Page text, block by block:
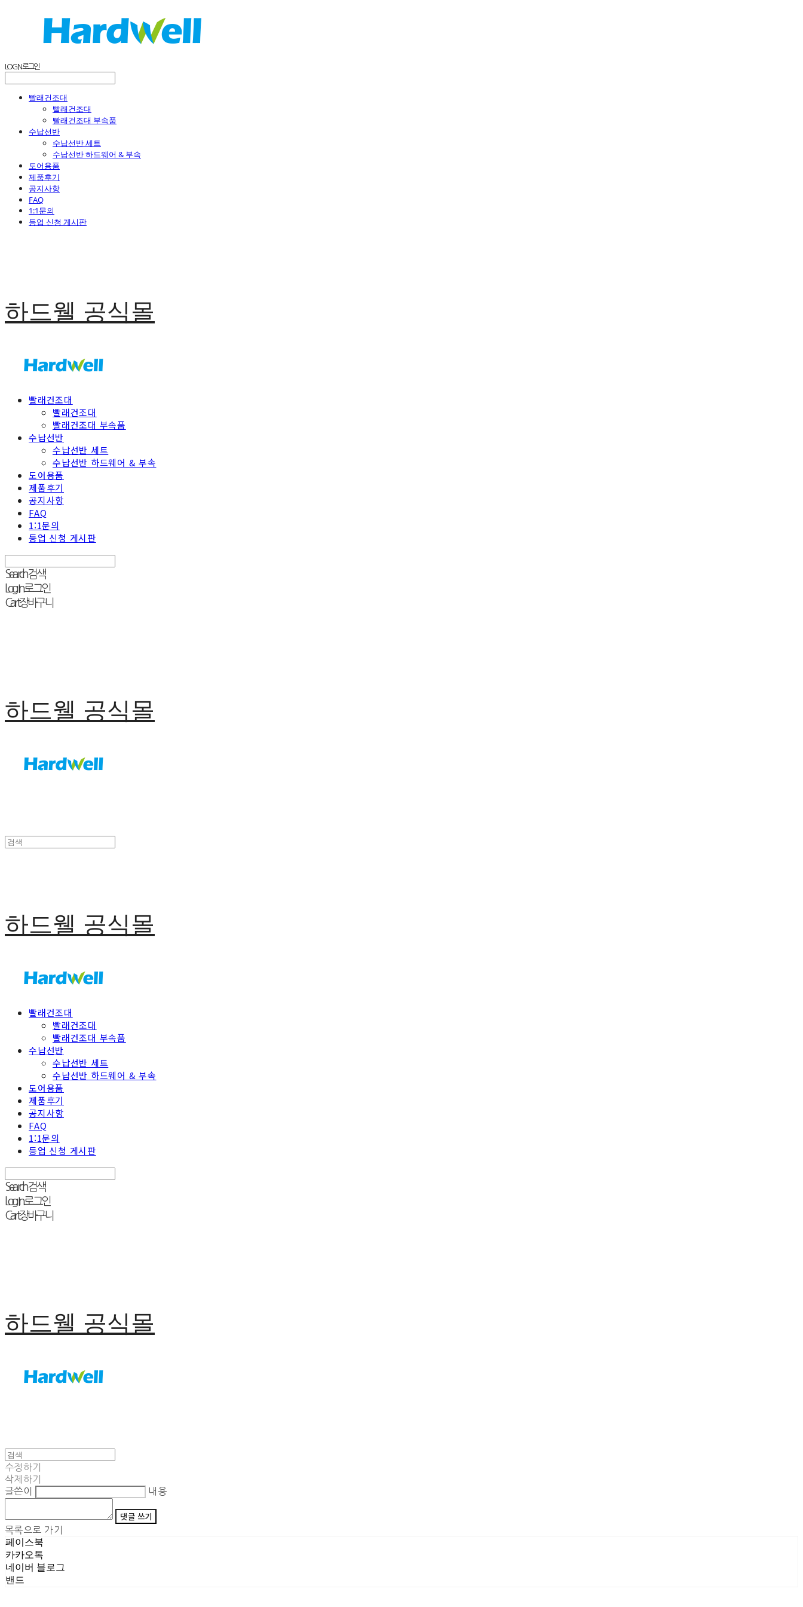
LOG IN로그인
빨래건조대
빨래건조대
빨래건조대 부속품
수납선반
수납선반 세트
수납선반 하드웨어 & 부속
도어용품
제품후기
공지사항
FAQ
1:1문의
등업 신청 게시판
하드웰 공식몰
빨래건조대
빨래건조대
빨래건조대 부속품
수납선반
수납선반 세트
수납선반 하드웨어 & 부속
도어용품
제품후기
공지사항
FAQ
1:1문의
등업 신청 게시판
Search검색
Log In로그인
Cart장바구니
하드웰 공식몰
하드웰 공식몰
빨래건조대
빨래건조대
빨래건조대 부속품
수납선반
수납선반 세트
수납선반 하드웨어 & 부속
도어용품
제품후기
공지사항
FAQ
1:1문의
등업 신청 게시판
Search검색
Log In로그인
Cart장바구니
하드웰 공식몰
수정하기
삭제하기
글쓴이
내용
댓글 쓰기
목록으로 가기
페이스북
카카오톡
네이버 블로그
밴드